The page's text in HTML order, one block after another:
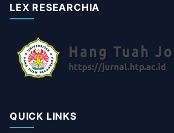
LEX RESEARCHIA
QUICK LINKS